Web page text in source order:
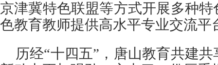
京津冀特色联盟等方式开展多种
色教育教师提供高水平专业交流平
历经“十四五”，唐山教育共建